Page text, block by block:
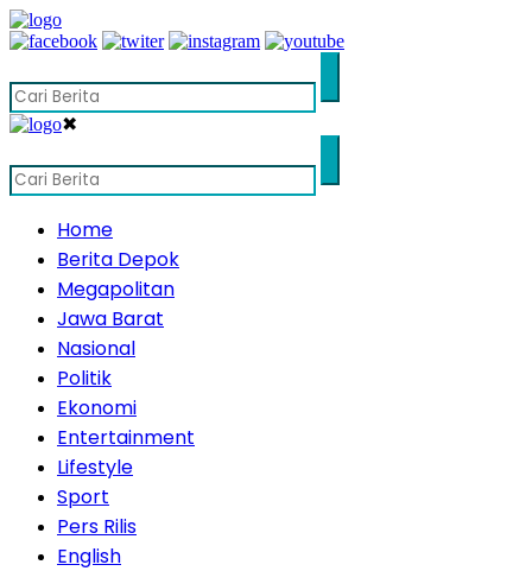
✖
Home
Berita Depok
Megapolitan
Jawa Barat
Nasional
Politik
Ekonomi
Entertainment
Lifestyle
Sport
Pers Rilis
English